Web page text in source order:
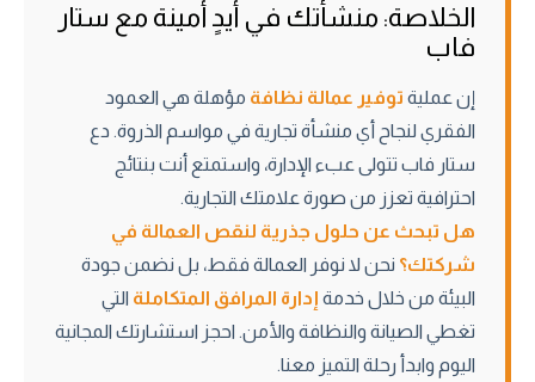
الخلاصة: منشأتك في أيدٍ أمينة مع ستار
فاب
إن عملية توفير عمالة نظافة مؤهلة هي العمود
الفقري لنجاح أي منشأة تجارية في مواسم الذروة. دع
ستار فاب تتولى عبء الإدارة، واستمتع أنت بنتائج
احترافية تعزز من صورة علامتك التجارية.
هل تبحث عن حلول جذرية لنقص العمالة في
شركتك؟ نحن لا نوفر العمالة فقط، بل نضمن جودة
البيئة من خلال خدمة إدارة المرافق المتكاملة التي
تغطي الصيانة والنظافة والأمن. احجز استشارتك المجانية
اليوم وابدأ رحلة التميز معنا.